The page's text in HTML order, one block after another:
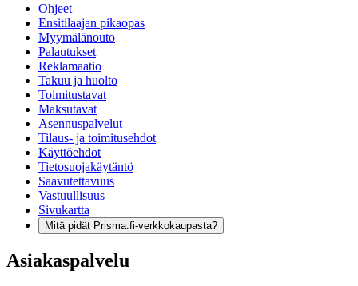
Ohjeet
Ensitilaajan pikaopas
Myymälänouto
Palautukset
Reklamaatio
Takuu ja huolto
Toimitustavat
Maksutavat
Asennuspalvelut
Tilaus- ja toimitusehdot
Käyttöehdot
Tietosuojakäytäntö
Saavutettavuus
Vastuullisuus
Sivukartta
Mitä pidät Prisma.fi-verkkokaupasta?
Asiakaspalvelu